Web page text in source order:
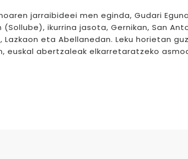
jarraibideei men eginda, Gudari
ikurrina jasota, Gernikan, San
Lazkaon eta Abellanedan. Leku horietan
euskal abertzaleak elkarretaratzeko